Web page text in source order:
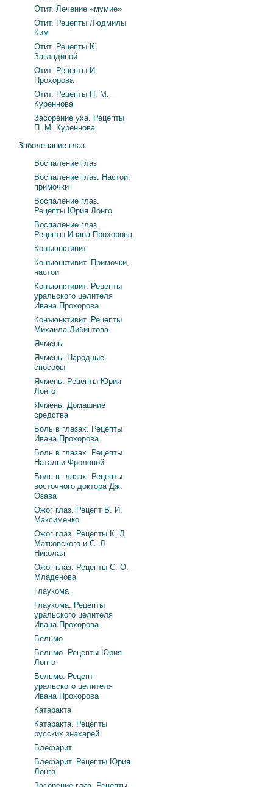
Отит. Лечение «мумие»
Отит. Рецепты Людмилы
Ким
Отит. Рецепты К.
Загладиной
Отит. Рецепты И.
Прохорова
Отит. Рецепты П. М.
Куреннова
Засорение уха. Рецепты
П. М. Куреннова
Заболевание глаз
Воспаление глаз
Воспаление глаз. Настои,
примочки
Воспаление глаз.
Рецепты Юрия Лонго
Воспаление глаз.
Рецепты Ивана Прохорова
Конъюнктивит
Конъюнктивит. Примочки,
настои
Конъюнктивит. Рецепты
уральского целителя
Ивана Прохорова
Конъюнктивит. Рецепты
Михаила Либинтова
Ячмень
Ячмень. Народные
способы
Ячмень. Рецепты Юрия
Лонго
Ячмень. Домашние
средства
Боль в глазах. Рецепты
Ивана Прохорова
Боль в глазах. Рецепты
Натальи Фроловой
Боль в глазах. Рецепты
восточного доктора Дж.
Озава
Ожог глаз. Рецепт В. И.
Максименко
Ожог глаз. Рецепты К. Л.
Матковского и С. Л.
Николая
Ожог глаз. Рецепты С. О.
Младенова
Глаукома
Глаукома. Рецепты
уральского целителя
Ивана Прохорова
Бельмо
Бельмо. Рецепты Юрия
Лонго
Бельмо. Рецепт
уральского целителя
Ивана Прохорова
Катаракта
Катаракта. Рецепты
русских знахарей
Блефарит
Блефарит. Рецепты Юрия
Лонго